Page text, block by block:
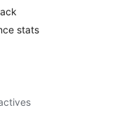
stats